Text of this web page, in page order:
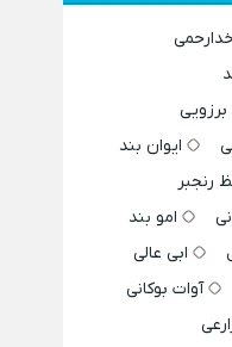
ایوان بند
رنجبر
امو بند
ابی عالی
آوات بوکانی